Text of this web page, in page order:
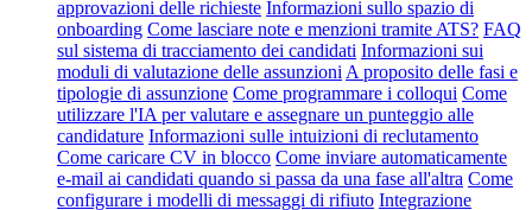
approvazioni delle richieste Informazioni sullo spazio di
onboarding Come lasciare note e menzioni tramite ATS? FAQ
sul sistema di tracciamento dei candidati Informazioni sui
moduli di valutazione delle assunzioni A proposito delle fasi e
tipologie di assunzione Come programmare i colloqui Come
utilizzare l'IA per valutare e assegnare un punteggio alle
candidature Informazioni sulle intuizioni di reclutamento
Come caricare CV in blocco Come inviare automaticamente
e-mail ai candidati quando si passa da una fase all'altra Come
configurare i modelli di messaggi di rifiuto Integrazione